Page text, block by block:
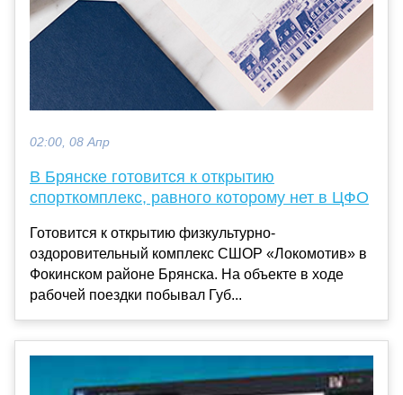
02:00, 08 Апр
В Брянске готовится к открытию
спорткомплекс, равного которому нет в ЦФО
Готовится к открытию физкультурно-
оздоровительный комплекс СШОР «Локомотив» в
Фокинском районе Брянска. На объекте в ходе
рабочей поездки побывал Губ...